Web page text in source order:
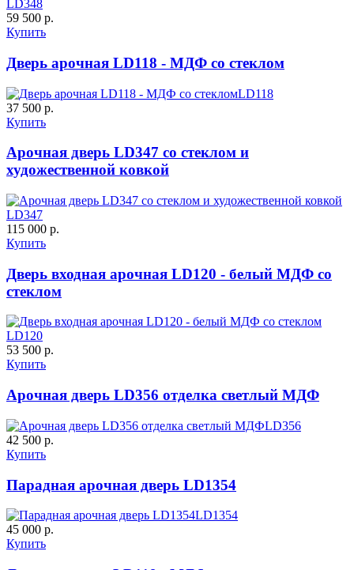
ДУБ БЕЛЁНЫЙ
К-10 60
C61 C62
C65 C66
LD348
59 500 р.
Купить
Дверь арочная LD118 - МДФ со стеклом
LD118
37 500 р.
Купить
Арочная дверь LD347 со стеклом и
художественной ковкой
LD347
115 000 р.
Купить
Дверь входная арочная LD120 - белый МДФ со
стеклом
LD120
53 500 р.
Купить
Арочная дверь LD356 отделка светлый МДФ
LD356
42 500 р.
Купить
Парадная арочная дверь LD1354
LD1354
45 000 р.
Купить